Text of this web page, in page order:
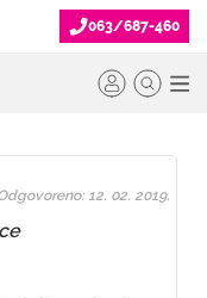
063/687-460
12. 02. 2019.